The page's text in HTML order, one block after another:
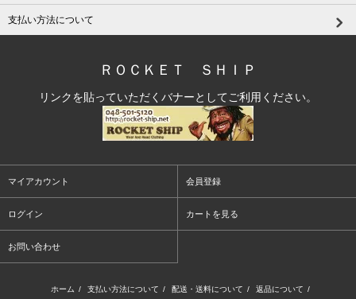
支払い方法について
ＲＯＣＫＥＴ ＳＨＩＰ
リンクを貼っていただくバナーとしてご利用ください。
マイアカウント 会員登録
ログイン カートを見る
お問い合わせ
ホーム / 支払い方法について / 配送・送料について / 返品について /